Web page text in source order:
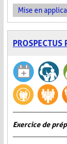
Mise en
PROSPECTUS
Exercice de